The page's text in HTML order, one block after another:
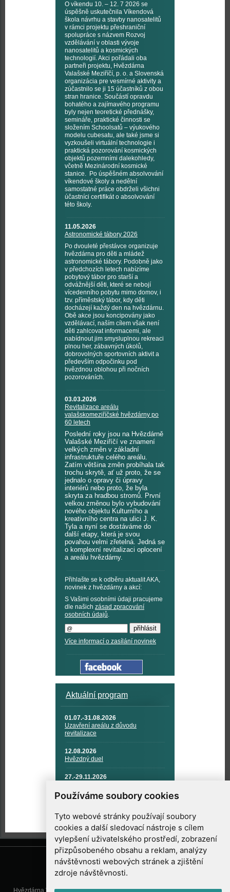
Používáme soubory cookies
Tyto webové stránky používají soubory
cookies a další sledovací nástroje s cílem
vylepšení uživatelského prostředí, zobrazení
přizpůsobeného obsahu a reklam, analýzy
návštěvnosti webových stránek a zjištění
zdroje návštěvnosti.
O víkendu 10. – 12. 7 2026 se
úspěšně uskutečnila Víkendová
škola návrhu a stavby nanosatelitů
v rámci projektu přeshraniční
spolupráce s názvem Rozvoj
vzdělávání v oblasti vývoje
nanosatelitů a kosmických
technologií. Akci pořádali oba
partneři projektu, Hvězdárna
Valašské Meziříčí, p. o. a Slovenská
organizácia pre vesmírné aktivity a
zúčastnilo se ji 15 účastníků z obou
stran hranice. Součástí opravdu
bohatého a zajímavého programu
byly nejen teoretické přednášky,
semináře, praktické činnosti se
složením Schoolsatů – výukového
modelu cubesatu, ale také jsme si
vyzkoušeli virtuální technologie i
praktická pozorování kosmických
objektů pozemními dalekohledy,
včetně Mezinárodní kosmické
stanice. Po úspěšném absolvování
víkendové školy a nedělní
samostatné práce obdrželi všichni
účastníci certifikát o absolvování
této školy.
11.05.2026
Astronomické tábory 2026
Po dvouleté přestávce organizuje
hvězdárna pro děti a mládež
astronomické tábory. Podobně jako
v předchozích letech nabízíme
pobytový tábor pro starší a
odvážnější děti, které se nebojí
vícedenního pobytu mimo domov, i
tzv. příměstský tábor, kdy děti
docházejí každý den na hvězdárnu.
Obě akce jsou koncipovány jako
vzdělávací, naším cílem však není
děti zahlcovat informacemi, ale
nabídnout jim smysluplnou rekreaci
plnou her, zábavných úkolů,
dobrovolných sportovních aktivit a
především odpočinku pod
hvězdnou oblohou při nočních
pozorováních.
03.03.2026
Revitalizace areálu
valašskomeziříčské hvězdárny po
60 letech
Poslední roky jsou na Hvězdárně
Valašské Meziříčí ve znamení
velkých změn v základní
infrastruktuře celého areálu.
Zatím většina změn probíhala tak
trochu skrytě, ať už proto, že se
jednalo o opravy či úpravy
interiérů nebo proto, že byla
skryta za hradbou stromů. První
velkou změnou bylo vybudování
nového objektu Kulturního a
kreativního centra na ulici J. K.
Tyla a nyní se dostáváme do
další etapy, která je svou
povahou velmi zřetelná. Jedná se
o komplexní revitalizaci oplocení
a areálu hvězdárny.
Přihlašte se k odběru aktualit AKA,
novinek z hvězdárny a akcí:
S Vašimi osobními údaji pracujeme
dle našich zásad zpracování
osobních údajů.
Více informací o zasílání novinek
Aktuální program
01.07.-31.08.2026
Uzavření areálu z důvodu
revitalizace
12.08.2026
Hvězdný duel
27.-29.11.2026
TECHNIKA A KOSMICKÉ
TECHNOLOGIE
Hvězdárna Valašské Meziříčí, příspěvková organizace, Vsetínská 78, 757